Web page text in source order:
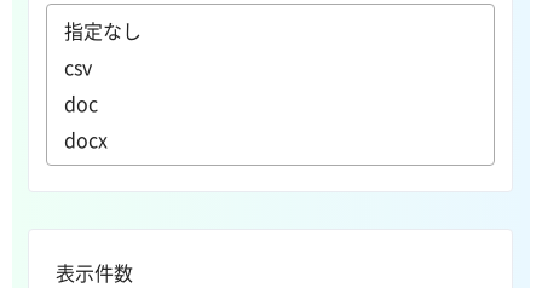
表示件数